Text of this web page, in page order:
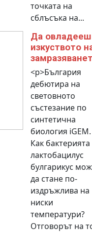
точката на
сблъсъка на...
Да овладееш
изкуството
<p>България
дебютира на
световното
състезание по
синтетична
биология iGEM.
Как бактерията
лактобацилус
булгарикус
да стане по-
издръжлива на
ниски
температури?
Отговорът на